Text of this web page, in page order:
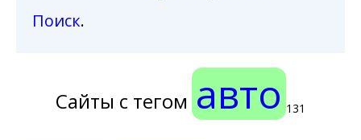
Поиск.
Сайты с тегом авто 131